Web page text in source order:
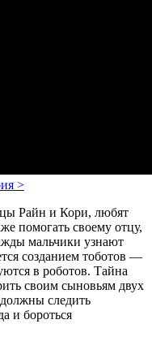
>
Райн и Кори, любят
помогать своему отцу,
мальчики узнают
созданием тоботов —
в роботов. Тайна
своим сыновьям двух
следить
и бороться